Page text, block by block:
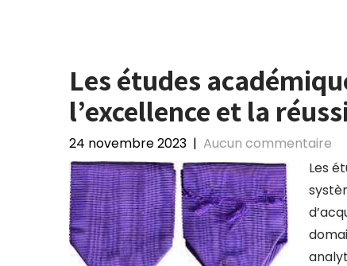
Les études
l’excellence et la
24 novembre 2023 | Aucun commentaire
Les